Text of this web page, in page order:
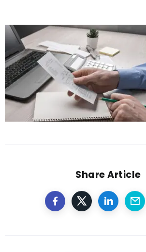
Share Article